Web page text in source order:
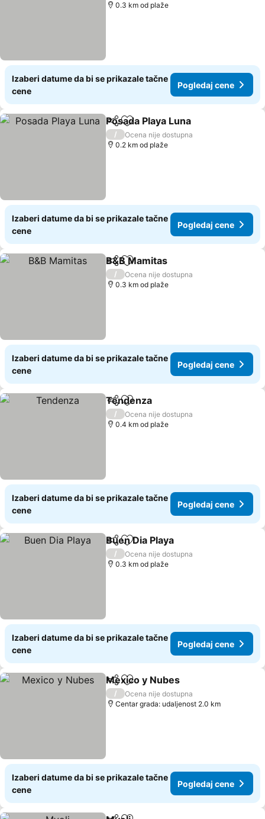
0.3 km od plaže
Izaberi datume da bi se prikazale tačne
cene
Pogledaj cene
Deli Dodati u favorite
Posada Playa Luna
/
Ocena nije dostupna
0.2 km od plaže
Izaberi datume da bi se prikazale tačne
cene
Pogledaj cene
Deli Dodati u favorite
B&B Mamitas
/
Ocena nije dostupna
0.3 km od plaže
Izaberi datume da bi se prikazale tačne
cene
Pogledaj cene
Deli Dodati u favorite
Tendenza
/
Ocena nije dostupna
0.4 km od plaže
Izaberi datume da bi se prikazale tačne
cene
Pogledaj cene
Deli Dodati u favorite
Buen Dia Playa
/
Ocena nije dostupna
0.3 km od plaže
Izaberi datume da bi se prikazale tačne
cene
Pogledaj cene
Deli Dodati u favorite
Mexico y Nubes
/
Ocena nije dostupna
Centar grada: udaljenost 2.0 km
Izaberi datume da bi se prikazale tačne
cene
Pogledaj cene